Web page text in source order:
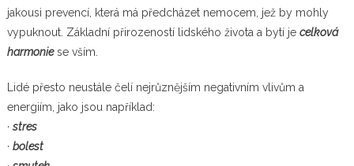
jakousi prevencí, která má předcházet nemocem, jež by mohly
vypuknout. Základní přirozeností lidského života a bytí je celková
harmoniese vším.
Lidé přesto neustále čelí nejrůznějším negativním vlivům a
energiím, jako jsou například:
·stres
· bolest